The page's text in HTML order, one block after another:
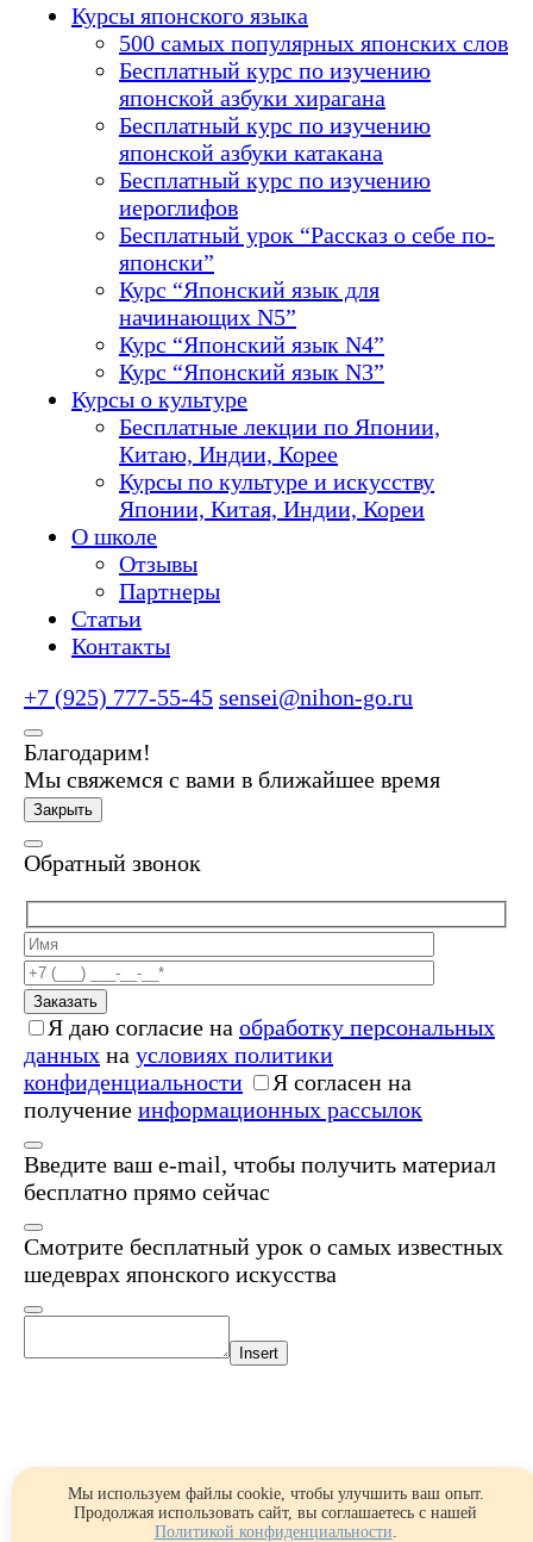
Курсы японского языка
500 самых популярных японских слов
Бесплатный курс по изучению
японской азбуки хирагана
Бесплатный курс по изучению
японской азбуки катакана
Бесплатный курс по изучению
иероглифов
Бесплатный урок “Рассказ о себе по-
японски”
Курс “Японский язык для
начинающих N5”
Курс “Японский язык N4”
Курс “Японский язык N3”
Курсы о культуре
Бесплатные лекции по Японии,
Китаю, Индии, Корее
Курсы по культуре и искусству
Японии, Китая, Индии, Кореи
О школе
Отзывы
Партнеры
Статьи
Контакты
+7 (925) 777-55-45 sensei@nihon-go.ru
Благодарим!
Мы свяжемся с вами в ближайшее время
Закрыть
Обратный звонок
Заказать
Я даю согласие на обработку персональных
данных на условиях политики
конфиденциальности
Я согласен на
получение информационных рассылок
Введите ваш e-mail, чтобы получить материал
бесплатно прямо сейчас
Смотрите бесплатный урок о самых известных
шедеврах японского искусства
Insert
Мы используем файлы cookie, чтобы улучшить ваш опыт.
Продолжая использовать сайт, вы соглашаетесь с нашей
Политикой конфиденциальности.